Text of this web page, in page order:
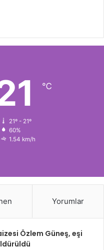
℃
21º - 21º
60%
1.54 km/h
Yorumlar
Özlem Güneş, eşi